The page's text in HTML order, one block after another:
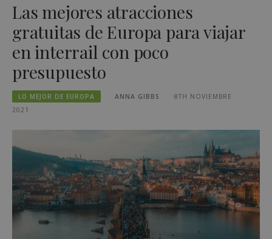
Las mejores atracciones
gratuitas de Europa para viajar
en interrail con poco
presupuesto
LO MEJOR DE EUROPA ANNA GIBBS
8TH NOVIEMBRE
2021